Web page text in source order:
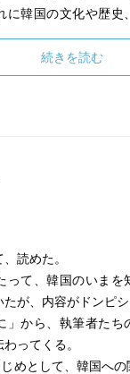
に韓国の文化や歴史
者それぞれの韓国と
と、やはり韓国って
てくる。
従軍「慰安婦」やそ
運動家の遺族たちか
。また、韓国の歴史
）。こういう書き方
と思う。日韓を問わ
ー的な視点の硬さが
限ったことでなくて
みたいな始末の悪さ
気消沈してしまいそ
うことに、まだ希望が
続きを読む
読めた。
って、韓国のいま
が、内容がドンピシ
」から、執筆者たち
ってくる。
めとして、韓国へ